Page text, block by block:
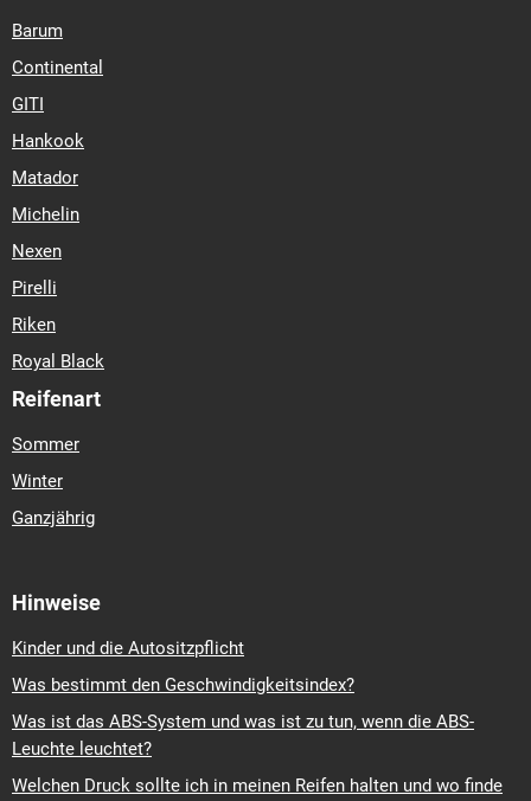
Barum
Continental
GITI
Hankook
Matador
Michelin
Nexen
Pirelli
Riken
Royal Black
Reifenart
Sommer
Winter
Ganzjährig
Hinweise
Kinder und die Autositzpflicht
Was bestimmt den Geschwindigkeitsindex?
Was ist das ABS-System und was ist zu tun, wenn die ABS-
Leuchte leuchtet?
Welchen Druck sollte ich in meinen Reifen halten und wo finde